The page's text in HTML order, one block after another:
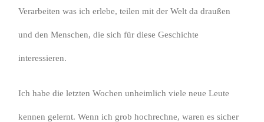
Verarbeiten was ich erlebe, teilen mit der Welt da draußen
und den Menschen, die sich für diese Geschichte
interessieren.
Ich habe die letzten Wochen unheimlich viele neue Leute
kennen gelernt. Wenn ich grob hochrechne, waren es sicher